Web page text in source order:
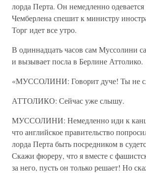
лорда Перта. Он немедленно
Чемберлена спешит к министру
Торг идет все утро.
В одиннадцать часов сам Муссолини
и вызывает посла в Берлине Аттолико.
«МУССОЛИНИ: Говорит дуче! Ты не
АТТОЛИКО: Сейчас уже слышу.
МУССОЛИНИ: Немедленно иди к
что английское правительство
лорда Перта быть посредником в
Скажи фюреру, что я вместе с
за него, пусть он только решает! Но